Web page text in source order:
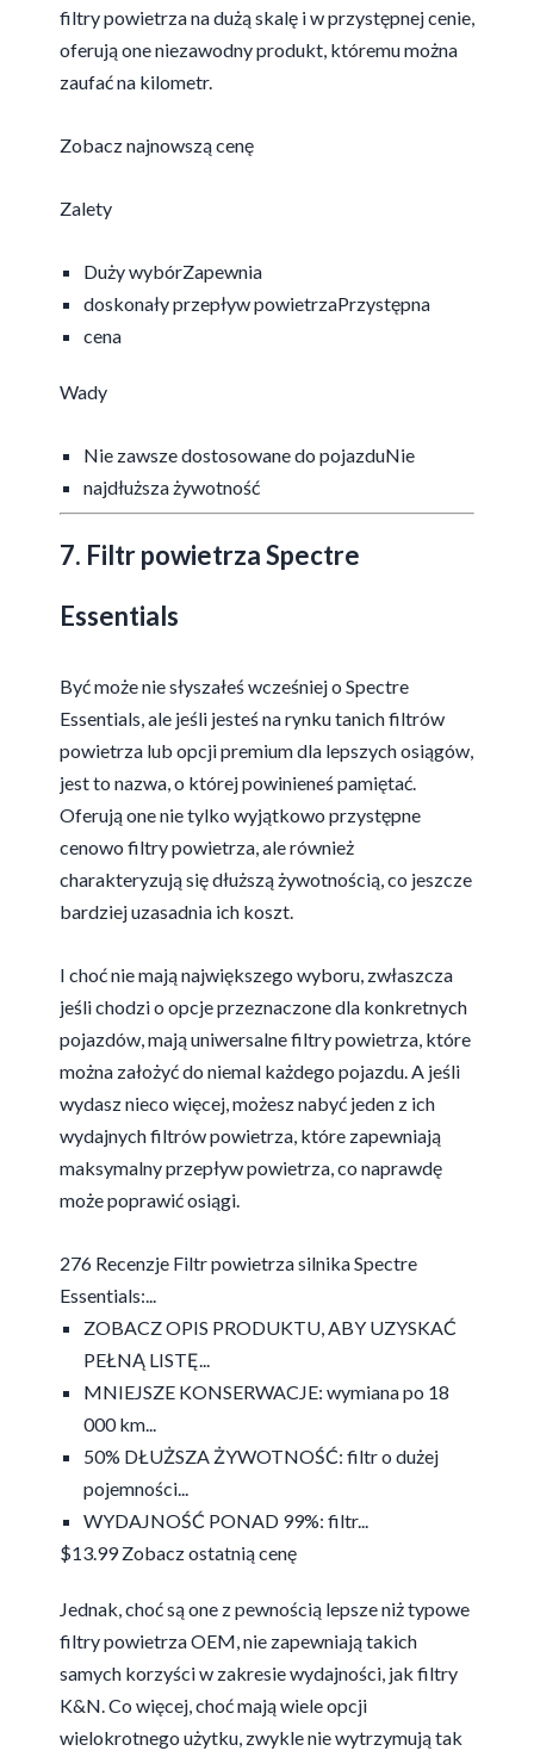
filtry powietrza na dużą skalę i w przystępnej cenie,
oferują one niezawodny produkt, któremu można
zaufać na kilometr.
Zobacz najnowszą cenę
Zalety
Duży wybórZapewnia
doskonały przepływ powietrzaPrzystępna
cena
Wady
Nie zawsze dostosowane do pojazduNie
najdłuższa żywotność
7. Filtr powietrza Spectre
Essentials
Być może nie słyszałeś wcześniej o Spectre
Essentials, ale jeśli jesteś na rynku tanich filtrów
powietrza lub opcji premium dla lepszych osiągów,
jest to nazwa, o której powinieneś pamiętać.
Oferują one nie tylko wyjątkowo przystępne
cenowo filtry powietrza, ale również
charakteryzują się dłuższą żywotnością, co jeszcze
bardziej uzasadnia ich koszt.
I choć nie mają największego wyboru, zwłaszcza
jeśli chodzi o opcje przeznaczone dla konkretnych
pojazdów, mają uniwersalne filtry powietrza, które
można założyć do niemal każdego pojazdu. A jeśli
wydasz nieco więcej, możesz nabyć jeden z ich
wydajnych filtrów powietrza, które zapewniają
maksymalny przepływ powietrza, co naprawdę
może poprawić osiągi.
276 Recenzje Filtr powietrza silnika Spectre
Essentials:...
ZOBACZ OPIS PRODUKTU, ABY UZYSKAĆ
PEŁNĄ LISTĘ...
MNIEJSZE KONSERWACJE: wymiana po 18
000 km...
50% DŁUŻSZA ŻYWOTNOŚĆ: filtr o dużej
pojemności...
WYDAJNOŚĆ PONAD 99%: filtr...
$13.99Zobacz ostatnią cenę
Jednak, choć są one z pewnością lepsze niż typowe
filtry powietrza OEM, nie zapewniają takich
samych korzyści w zakresie wydajności, jak filtry
K&N. Co więcej, choć mają wiele opcji
wielokrotnego użytku, zwykle nie wytrzymują tak